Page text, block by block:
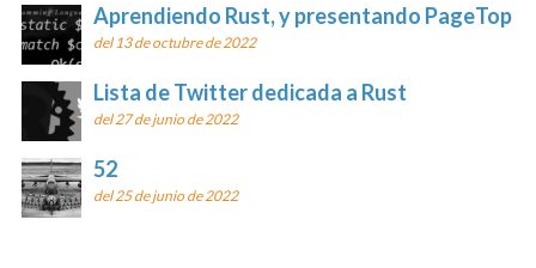
Aprendiendo Rust, y presentando PageTop
del 13 de octubre de 2022
Lista de Twitter dedicada a Rust
del 27 de junio de 2022
52
del 25 de junio de 2022